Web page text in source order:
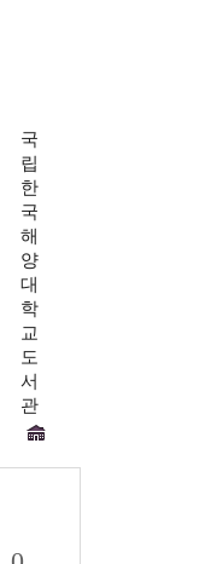
국
립
한
국
해
양
대
학
교
도
서
관